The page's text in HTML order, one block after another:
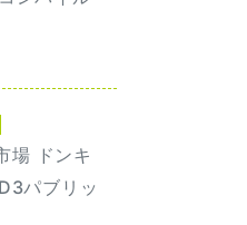
場 ドンキ
パブリッ